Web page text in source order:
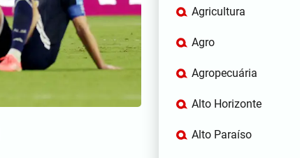
Agricultura
Agro
Agropecuária
Alto Horizonte
Alto Paraíso